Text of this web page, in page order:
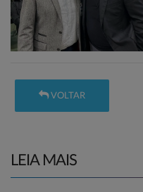
VOLTAR
LEIA MAIS